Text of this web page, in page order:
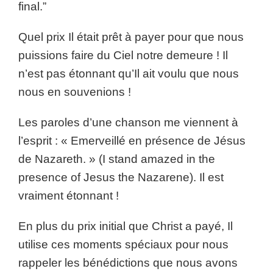
final.”
Quel prix Il était prêt à payer pour que nous
puissions faire du Ciel notre demeure ! Il
n’est pas étonnant qu’Il ait voulu que nous
nous en souvenions !
Les paroles d’une chanson me viennent à
l’esprit : « Emerveillé en présence de Jésus
de Nazareth. » (I stand amazed in the
presence of Jesus the Nazarene). Il est
vraiment étonnant !
En plus du prix initial que Christ a payé, Il
utilise ces moments spéciaux pour nous
rappeler les bénédictions que nous avons